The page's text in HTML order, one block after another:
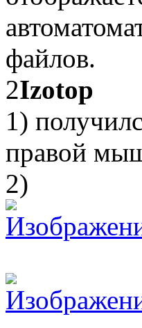
файлов.
2Izotop
1)
правой
2)